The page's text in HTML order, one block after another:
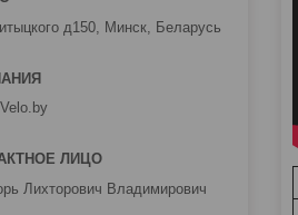
д150, Минск, Беларусь
Лихторович Владимирович